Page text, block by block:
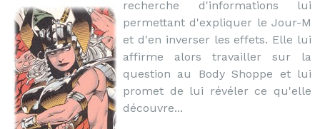
recherche d'informations lui
permettant d'expliquer le Jour-M
et d'en inverser les effets. Elle lui
affirme alors travailler sur la
question au Body Shoppe et lui
promet de lui révéler ce qu'elle
découvre...